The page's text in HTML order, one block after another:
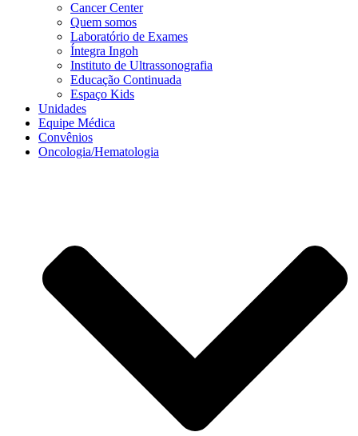
Cancer Center
Quem somos
Laboratório de Exames
Íntegra Ingoh
Instituto de Ultrassonografia
Educação Continuada
Espaço Kids
Unidades
Equipe Médica
Convênios
Oncologia/Hematologia